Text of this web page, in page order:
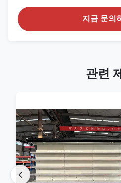
지금 문의
관련